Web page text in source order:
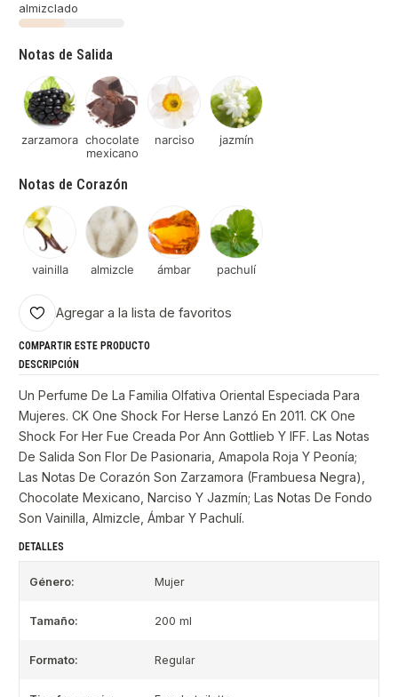
almizclado
Notas de Salida
zarzamora chocolate
mexicano
narciso jazmín
Notas de Corazón
vainilla almizcle ámbar pachulí
Agregar a la lista de favoritos
COMPARTIR ESTE PRODUCTO
DESCRIPCIÓN
Un Perfume De La Familia Olfativa Oriental Especiada Para
Mujeres. CK One Shock For Herse Lanzó En 2011. CK One
Shock For Her Fue Creada Por Ann Gottlieb Y IFF. Las Notas
De Salida Son Flor De Pasionaria, Amapola Roja Y Peonía;
Las Notas De Corazón Son Zarzamora (Frambuesa Negra),
Chocolate Mexicano, Narciso Y Jazmín; Las Notas De Fondo
Son Vainilla, Almizcle, Ámbar Y Pachulí.
DETALLES
Género: Mujer
Tamaño: 200 ml
Formato: Regular